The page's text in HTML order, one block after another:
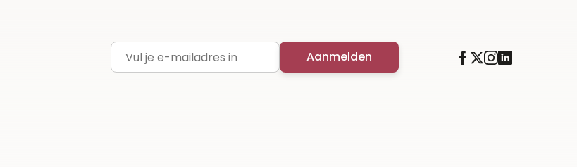
E-mailadres Aanmelden